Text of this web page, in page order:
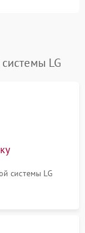
LG
системы LG